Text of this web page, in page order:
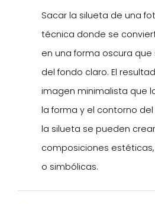
Sacar la silueta de una
técnica donde se
en una forma oscura
del fondo claro. El
imagen minimalista que
la forma y el contorno del
la silueta se pueden crear
composiciones
o simbólicas.